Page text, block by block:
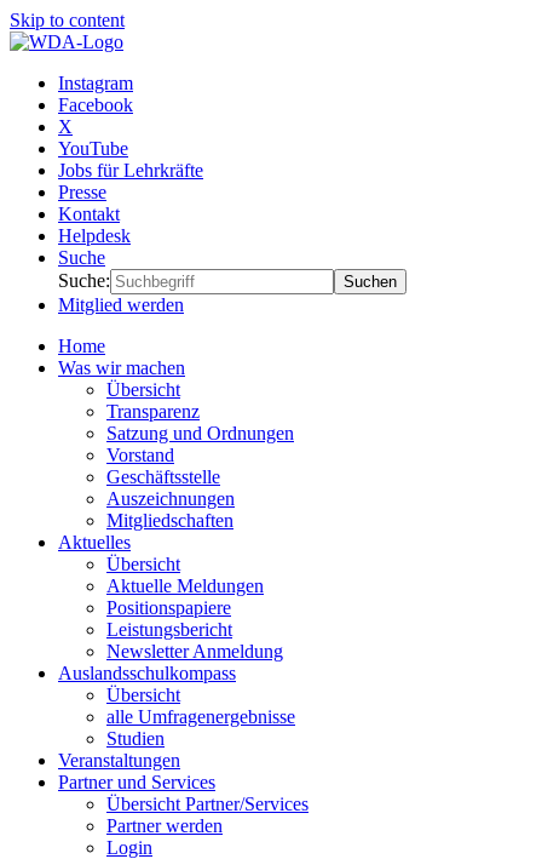
Skip to content
Weltverband Deutscher Auslandsschulen e.V.
Gemeinsam Zukunft tragen
Instagram
Facebook
X
YouTube
Jobs für Lehrkräfte
Presse
Kontakt
Helpdesk
Suche
Suche:
Suchen
Mitglied werden
Home
Was wir machen
Übersicht
Transparenz
Satzung und Ordnungen
Vorstand
Geschäftsstelle
Auszeichnungen
Mitgliedschaften
Aktuelles
Übersicht
Aktuelle Meldungen
Positionspapiere
Leistungsbericht
Newsletter Anmeldung
Auslandsschulkompass
Übersicht
alle Umfragenergebnisse
Studien
Veranstaltungen
Partner und Services
Übersicht Partner/Services
Partner werden
Login